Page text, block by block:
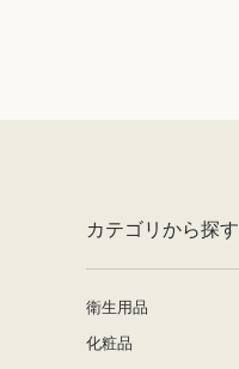
カテゴリから探す
衛生用品
化粧品